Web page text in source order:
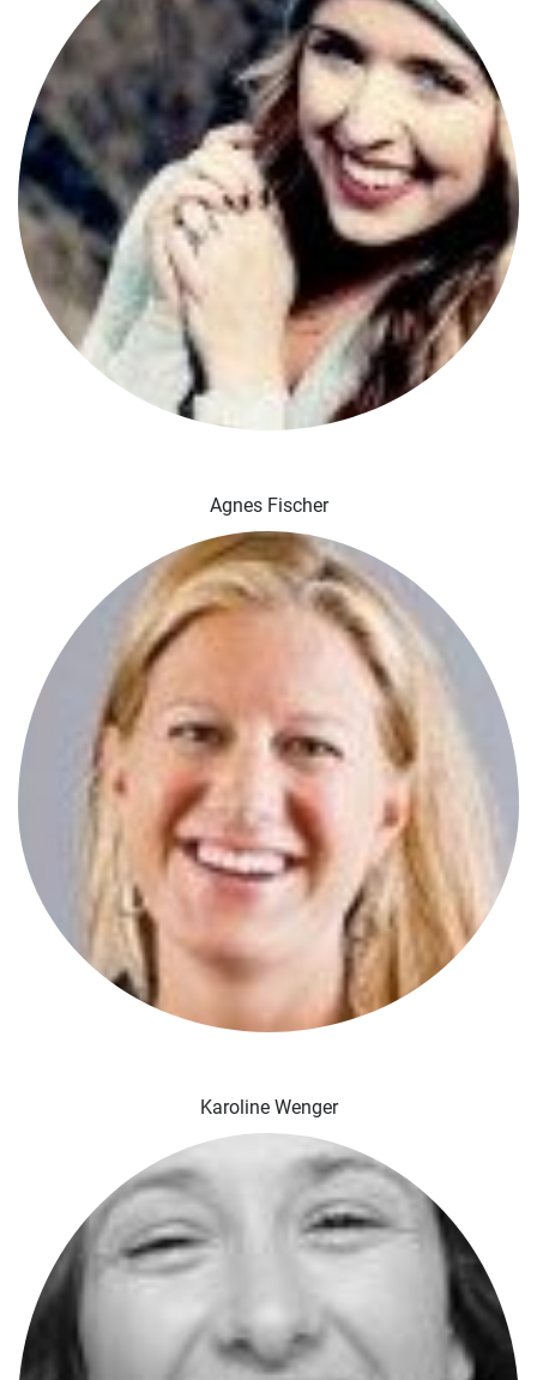
Agnes Fischer
Karoline Wenger